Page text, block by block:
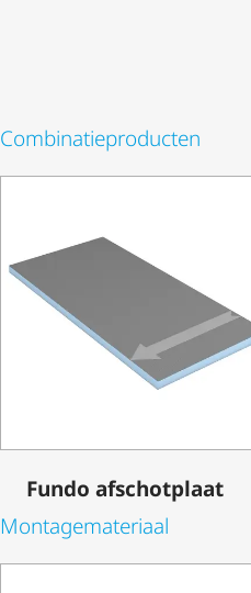
Combi­na­tie­pro­ducten
Fundo afschotplaat
Monta­ge­ma­te­riaal